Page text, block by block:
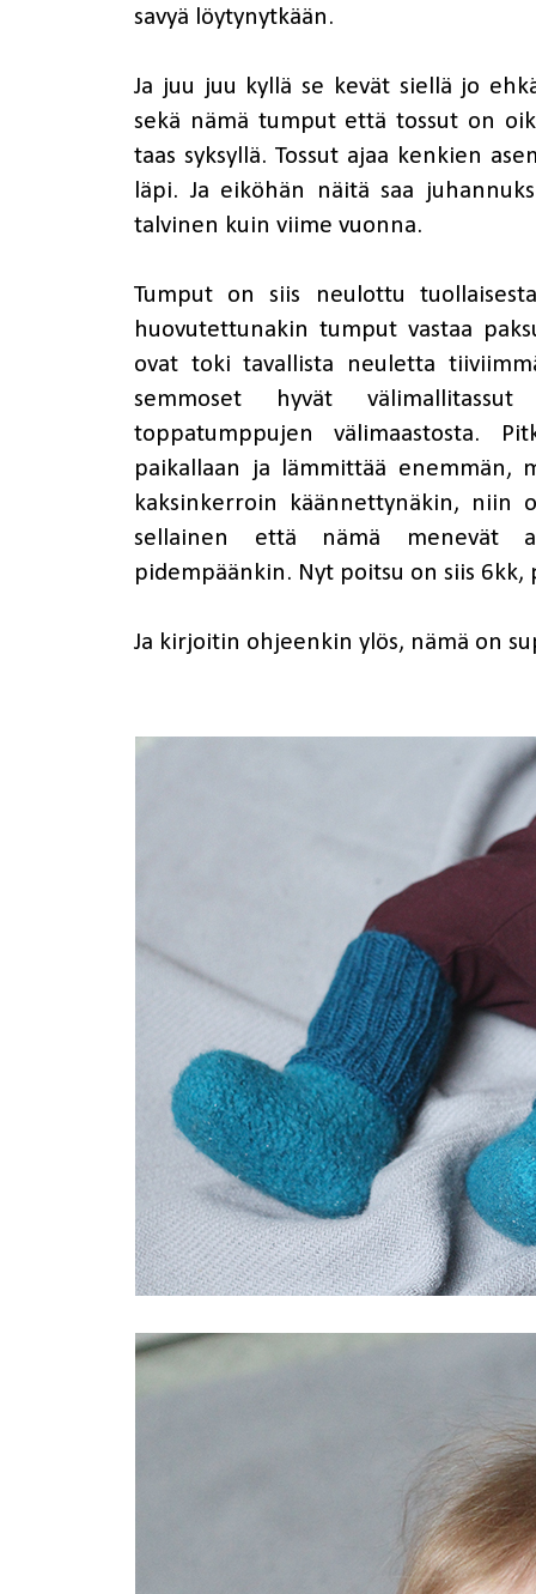
savyä löytynytkään.
Ja juu juu kyllä se kevät siellä jo
sekä nämä tumput että tossut on
taas syksyllä. Tossut ajaa kenkien
läpi. Ja eiköhän näitä saa
talvinen kuin viime vuonna.
Tumput on siis neulottu
huovutettunakin tumput vastaa
ovat toki tavallista neuletta
semmoset hyvät
toppatumppujen välimaastosta.
paikallaan ja lämmittää enemmän,
kaksinkerroin käännettynäkin, niin
sellainen että nämä menevät
pidempäänkin. Nyt poitsu on siis 6kk,
Ja kirjoitin ohjeenkin ylös, nämä on